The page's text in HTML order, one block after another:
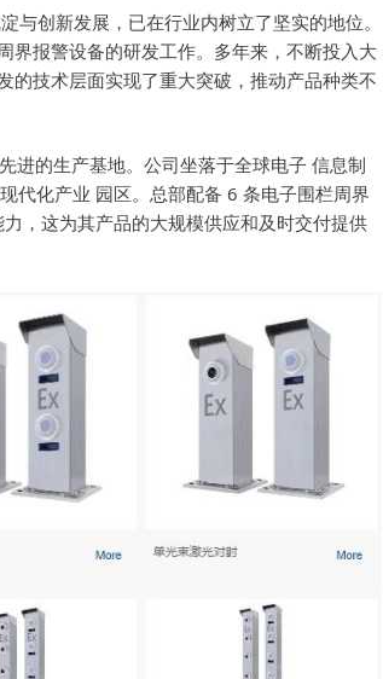
创新发展，已在行业内树立了坚实的地位。
界报警设备的研发工作。多年来，不断投入大
的技术层面实现了重大突破，推动产品种类不
的生产基地。公司坐落于全球电子 信息制
化产业 园区。总部配备 6 条电子围栏周界
，这为其产品的大规模供应和及时交付提供